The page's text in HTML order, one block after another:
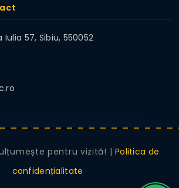
Iulia 57, Sibiu, 550052
pentru vizită! | Politica de
confidențialitate